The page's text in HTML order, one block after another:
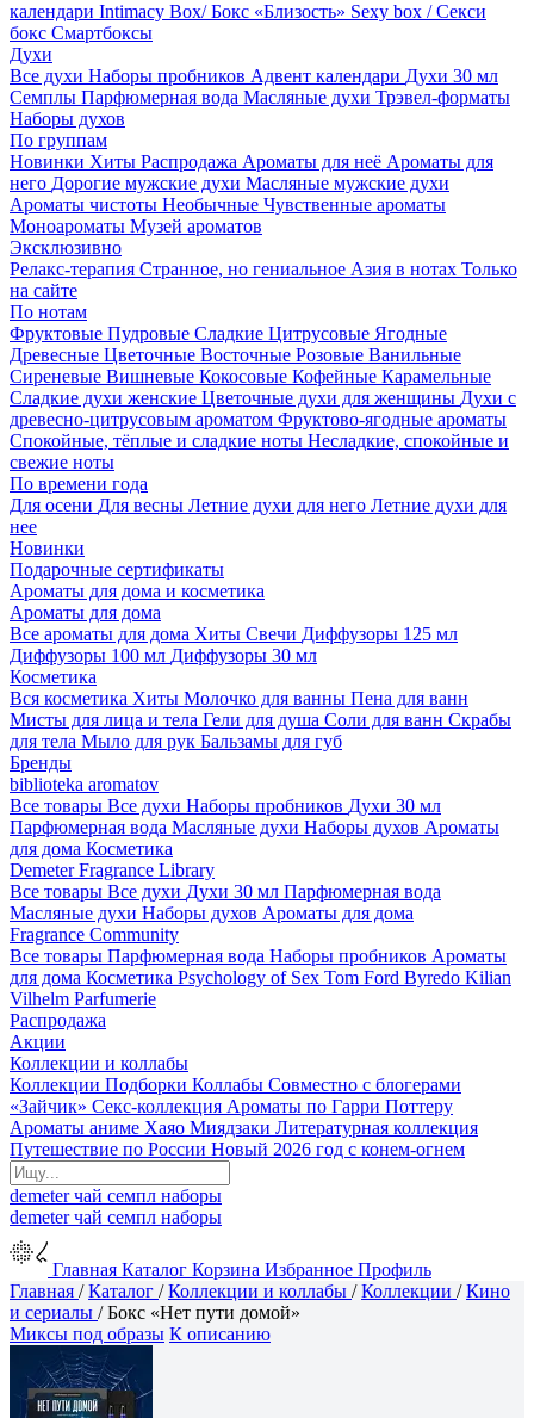
календари Intimacy Box/ Бокс «Близость» Sexy box / Секси
бокс Смартбоксы
Духи
Все духи Наборы пробников Адвент календари Духи 30 мл
Семплы Парфюмерная вода Масляные духи Трэвел-форматы
Наборы духов
По группам
Новинки Хиты Распродажа Ароматы для неё Ароматы для
него Дорогие мужские духи Масляные мужские духи
Ароматы чистоты Необычные Чувственные ароматы
Моноароматы Музей ароматов
Эксклюзивно
Релакс-терапия Странное, но гениальное Азия в нотах Только
на сайте
По нотам
Фруктовые Пудровые Сладкие Цитрусовые Ягодные
Древесные Цветочные Восточные Розовые Ванильные
Сиреневые Вишневые Кокосовые Кофейные Карамельные
Сладкие духи женские Цветочные духи для женщины Духи с
древесно-цитрусовым ароматом Фруктово-ягодные ароматы
Спокойные, тёплые и сладкие ноты Несладкие, спокойные и
свежие ноты
По времени года
Для осени Для весны Летние духи для него Летние духи для
нее
Новинки
Подарочные сертификаты
Ароматы для дома и косметика
Ароматы для дома
Все ароматы для дома Хиты Свечи Диффузоры 125 мл
Диффузоры 100 мл Диффузоры 30 мл
Косметика
Вся косметика Хиты Молочко для ванны Пена для ванн
Мисты для лица и тела Гели для душа Соли для ванн Скрабы
для тела Мыло для рук Бальзамы для губ
Бренды
biblioteka aromatov
Все товары Все духи Наборы пробников Духи 30 мл
Парфюмерная вода Масляные духи Наборы духов Ароматы
для дома Косметика
Demeter Fragrance Library
Все товары Все духи Духи 30 мл Парфюмерная вода
Масляные духи Наборы духов Ароматы для дома
Fragrance Community
Все товары Парфюмерная вода Наборы пробников Ароматы
для дома Косметика Psychology of Sex Tom Ford Byredo Kilian
Vilhelm Parfumerie
Распродажа
Акции
Коллекции и коллабы
Коллекции Подборки Коллабы Совместно с блогерами
«Зайчик» Секс-коллекция Ароматы по Гарри Поттеру
Ароматы аниме Хаяо Миядзаки Литературная коллекция
Путешествие по России Новый 2026 год с конем-огнем
demeterчай семпл наборы
demeterчай семпл наборы
Главная Каталог Корзина Избранное Профиль
Главная /Каталог /Коллекции и коллабы /Коллекции /Кино
и сериалы /Бокс «Нет пути домой»
Миксы под образы К описанию